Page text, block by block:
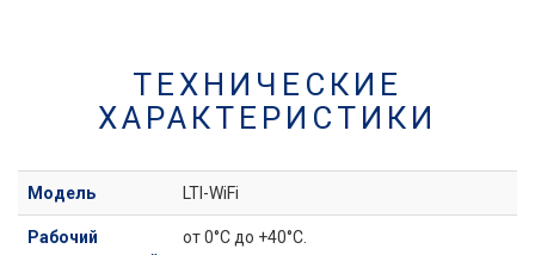
ТЕХНИЧЕСКИЕ
ХАРАКТЕРИСТИКИ
Модель LTI-WiFi
Рабочий
от 0°C до +40°C.